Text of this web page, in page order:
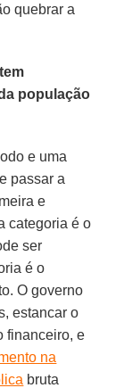
quebrar a
população
e uma
passar a
e
categoria é o
ser
é o
O governo
estancar o
financeiro, e
na
bruta